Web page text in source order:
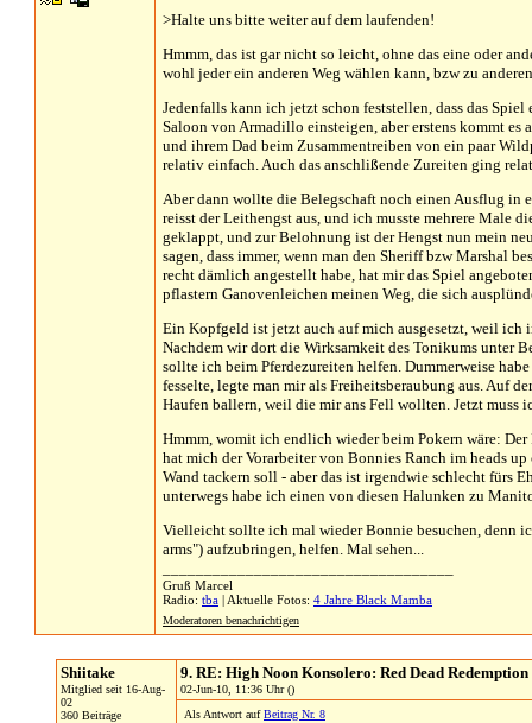
>Halte uns bitte weiter auf dem laufenden!
Hmmm, das ist gar nicht so leicht, ohne das eine oder
wohl jeder ein anderen Weg wählen kann, bzw zu
Jedenfalls kann ich jetzt schon feststellen, dass das
Saloon von Armadillo einsteigen, aber erstens kommt
und ihrem Dad beim Zusammentreiben von ein paar
relativ einfach. Auch das anschlißende Zureiten ging
Aber dann wollte die Belegschaft noch einen Ausflug in
reisst der Leithengst aus, und ich musste mehrere Male
geklappt, und zur Belohnung ist der Hengst nun mein
sagen, dass immer, wenn man den Sheriff bzw Marshal
recht dämlich angestellt habe, hat mir das Spiel
pflastern Ganovenleichen meinen Weg, die sich
Ein Kopfgeld ist jetzt auch auf mich ausgesetzt, weil ich
Nachdem wir dort die Wirksamkeit des Tonikums unter
sollte ich beim Pferdezureiten helfen. Dummerweise
fesselte, legte man mir als Freiheitsberaubung aus. Auf
Haufen ballern, weil die mir ans Fell wollten. Jetzt muss
Hmmm, womit ich endlich wieder beim Pokern wäre:
hat mich der Vorarbeiter von Bonnies Ranch im heads
Wand tackern soll - aber das ist irgendwie schlecht fürs
unterwegs habe ich einen von diesen Halunken zu
Vielleicht sollte ich mal wieder Bonnie besuchen, denn
arms") aufzubringen, helfen. Mal sehen...
Gruß Marcel
Radio: tba | Aktuelle Fotos: 4 Jahre Black Mamba
Moderatoren benachrichtigen
Shiitake
Mitglied seit 16-Aug-
02
360 Beiträge
9. RE: High Noon Konsolero: Red Dead Redemption
02-Jun-10, 11:36 Uhr ()
Als Antwort aufBeitrag Nr. 8